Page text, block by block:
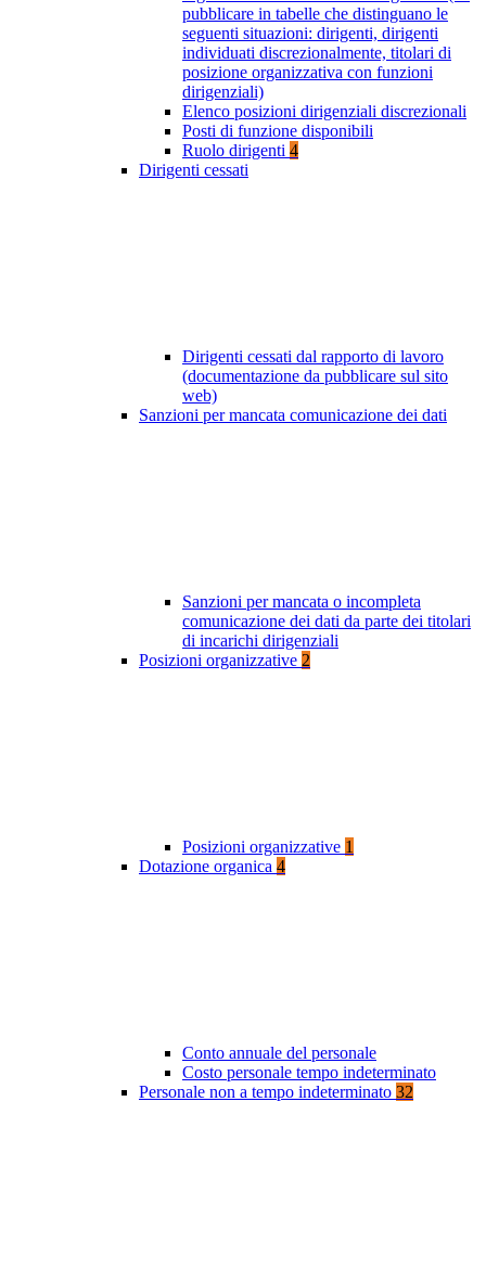
pubblicare in tabelle che distinguano le
seguenti situazioni: dirigenti, dirigenti
individuati discrezionalmente, titolari di
posizione organizzativa con funzioni
dirigenziali)
Elenco posizioni dirigenziali discrezionali
Posti di funzione disponibili
Ruolo dirigenti 4
Dirigenti cessati
Dirigenti cessati dal rapporto di lavoro
(documentazione da pubblicare sul sito
web)
Sanzioni per mancata comunicazione dei dati
Sanzioni per mancata o incompleta
comunicazione dei dati da parte dei titolari
di incarichi dirigenziali
Posizioni organizzative 2
Posizioni organizzative 1
Dotazione organica 4
Conto annuale del personale
Costo personale tempo indeterminato
Personale non a tempo indeterminato 32